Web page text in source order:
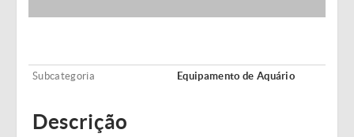
Subcategoria Equipamento de Aquário
Descrição